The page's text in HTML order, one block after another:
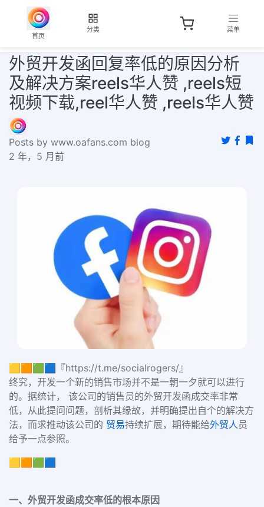
首页
分类 菜单
外贸开发函回复率低的原因分析
及解决方案reels华人赞 ,reels短
视频下载,reel华人赞 ,reels华人赞
Posts by www.oafans.com blog
2 年，5 月前
🟨🟧🟩🟦『https://t.me/socialrogers/』
终究，开发一个新的销售市场并不是一朝一夕就可以进行
的。据统计， 该公司的销售员的外贸开发函成交率非常
低，从此提问问题，剖析其缘故，并明确提出自个的解决方
法，而求推动该公司的 贸易持续扩展，期待能给外贸人员
给予一点参照。
🟨🟧🟩🟦
一、外贸开发函成交率低的根本原因